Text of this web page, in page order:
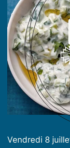
Vendredi 8